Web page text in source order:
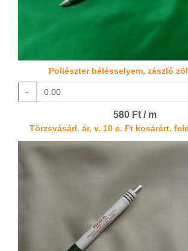
Poliészter bélésselyem, zászló
-
580 Ft / m
Törzsvásárl. ár, v. 10 e. Ft kosárért.